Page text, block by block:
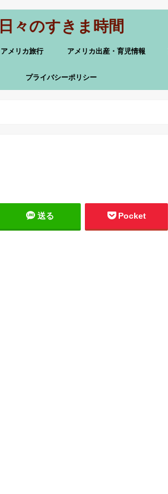
日々のすきま時間
アメリカ旅行 アメリカ出産・育児情報
プライバシーポリシー
送る Pocket